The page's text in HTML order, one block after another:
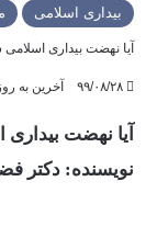
بیداری اسلامی
آیا نهضت بیداری
۹۹/۰۸/۲۸ آخرین به روز
آیا نهضت
نویسنده: دکتر